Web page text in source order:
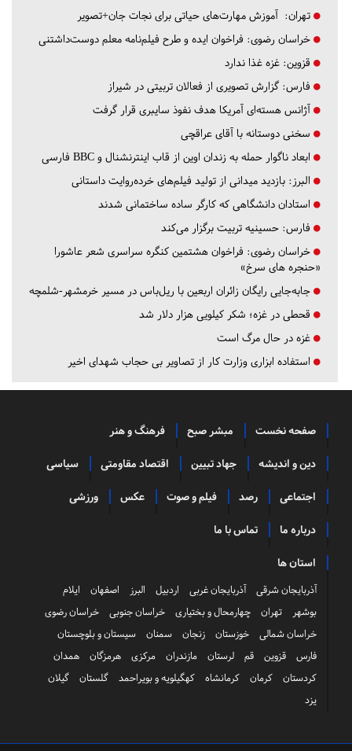
تهران: آموزش مهارت‌های حیاتی برای نجات جان+تصویر
خراسان رضوی: فراخوان ایده و طرح فیلم‌نامه معلم دوست‌داشتنی
قزوین: غزه غذا ندارد
فارس: گزارش تصویری از فعالان تربیتی در شیراز
آژانس هسته‌ای آمریکا هدف نفوذ سایبری قرار گرفت
سخنی دوستانه با آقای عراقچی
ابعاد ناگوار حمله به زندان اوین از قاب اینترنشنال و BBC فارسی
البرز: بازدید میدانی از تولید فیلم‌های خرده‌روایت داستانی
استادان دانشگاهی که کارگر ساده ساختمانی شدند
فارس: حسینیه تربیت برگزار می‌کند
خراسان رضوی: فراخوان هشتمین کنگره سراسری شعر عاشورا
«حنجره های سرخ»
جابه‌جایی رایگان زائران اربعین با ریل‌باس در مسیر خرمشهر-شلمچه
قحطی در غزه؛ شکر کیلویی هزار دلار شد
غزه در حال مرگ است
استفاده ابزاری وزارت کار از تصاویر بی حجاب شهدای اخیر
صفحه نخست مبشر صبح فرهنگ و هنر
دین و اندیشه جهاد تبیین اقتصاد مقاومتی سیاسی
اجتماعی رصد فیلم و صوت عکس ورزشی
درباره ما تماس با ما
استان ها
آذربایجان شرقی آذربایجان غربی اردبیل البرز اصفهان
ایلام
بوشهر
تهران چهارمحال و بختیاری خراسان جنوبی
خراسان رضوی
خراسان شمالی
خوزستان زنجان سمنان
سیستان و بلوچستان
فارس
قزوین قم لرستان مازندران مرکزی هرمزگان
همدان
کردستان
کرمان کرمانشاه کهگیلویه و بویراحمد گلستان
گیلان
یزد